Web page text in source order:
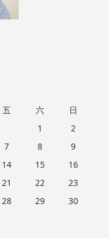
五 六
日
1
2
7 8
9
14 15
16
21 22
23
28 29
30